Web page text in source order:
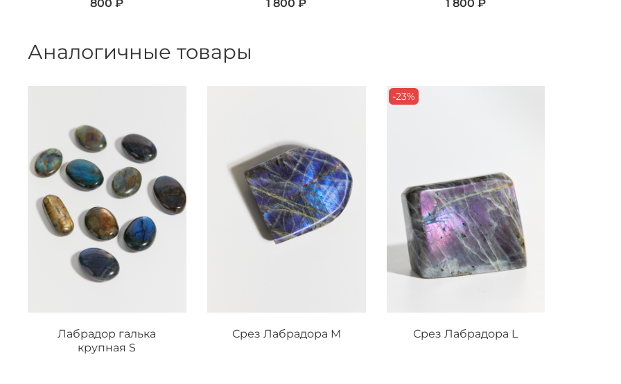
800 ₽ 1 800 ₽ 1 800 ₽
Аналогичные товары
Лабрадор галька
крупная S
Срез Лабрадора M
-23%
Срез Лабрадора L